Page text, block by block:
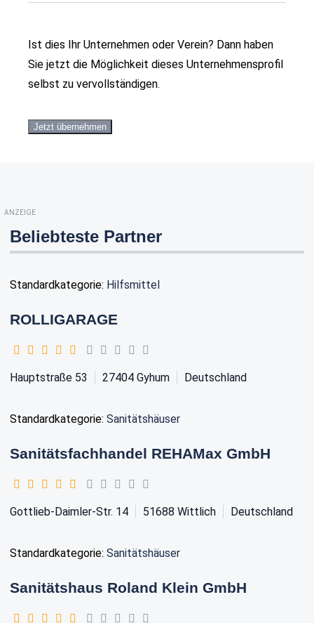
Ist dies Ihr Unternehmen oder Verein? Dann haben
Sie jetzt die Möglichkeit dieses Unternehmensprofil
selbst zu vervollständigen.
Jetzt übernehmen
ANZEIGE
Beliebteste Partner
Standardkategorie: Hilfsmittel
ROLLIGARAGE
Hauptstraße 53 27404 Gyhum Deutschland
Standardkategorie: Sanitätshäuser
Sanitätsfachhandel REHAMax GmbH
Gottlieb-Daimler-Str. 14 51688 Wittlich Deutschland
Standardkategorie: Sanitätshäuser
Sanitätshaus Roland Klein GmbH